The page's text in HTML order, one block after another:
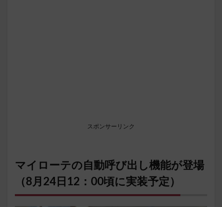
スポンサーリンク
マイローテの自動呼び出し機能が登場
（8月24日12：00頃に実装予定）